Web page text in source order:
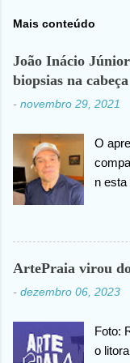
Mais conteúdo
João Inácio
biopsias na cabeça
- novembro 29, 2021
O
n
os
outro
da
ArtePraia virou
- dezembro 06, 2023
Foto:
o